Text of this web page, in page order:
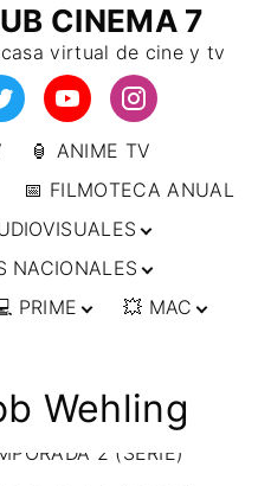
CINEMA 7
virtual de cine y tv
🏮 ANIME TV
📅 FILMOTECA ANUAL
CRIMEN /
NACIONALES
🇧🇷 BRASIL
🇨🇱 CHILE
🇺🇸 ESTADOS
🇮🇳 INDIA
🇯🇵 JAPÓN
🇷🇺 RUSIA
🇩🇪 ALEMANIA
🇦🇹 AUSTRIA
🇦🇺 AUSTRALIA
PRIME
📀
IMPRESCINDIBLES
💥 MAC
🗨 CÓMICS
Wehling